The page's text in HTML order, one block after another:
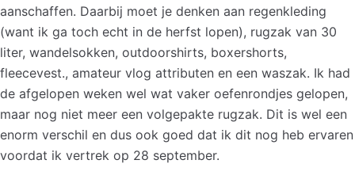
aanschaffen. Daarbij moet je denken aan regenkleding
(want ik ga toch echt in de herfst lopen), rugzak van 30
liter, wandelsokken, outdoorshirts, boxershorts,
fleecevest., amateur vlog attributen en een waszak. Ik had
de afgelopen weken wel wat vaker oefenrondjes gelopen,
maar nog niet meer een volgepakte rugzak. Dit is wel een
enorm verschil en dus ook goed dat ik dit nog heb ervaren
voordat ik vertrek op 28 september.